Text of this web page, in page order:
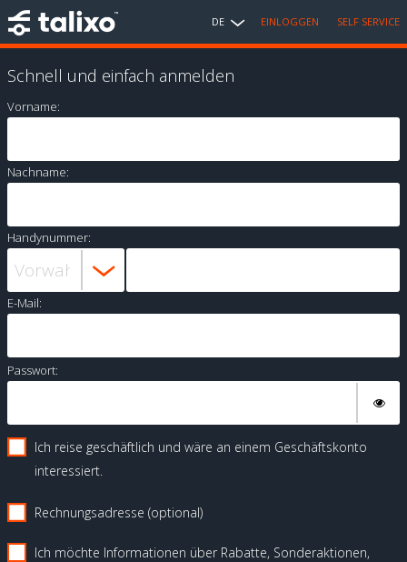
DE EINLOGGEN SELF SERVICE
Schnell und einfach anmelden
Vorname:
Nachname:
Handynummer:
E-Mail:
Passwort:
Ich reise geschäftlich und wäre an einem Geschäftskonto
interessiert.
Rechnungsadresse (optional)
Ich möchte Informationen über Rabatte, Sonderaktionen,